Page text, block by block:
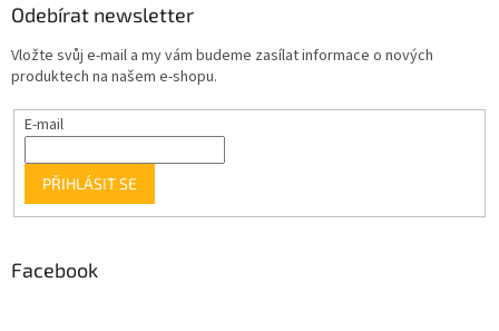
Odebírat newsletter
Vložte svůj e-mail a my vám budeme zasílat informace o nových
produktech na našem e-shopu.
E-mail
PŘIHLÁSIT SE
Facebook